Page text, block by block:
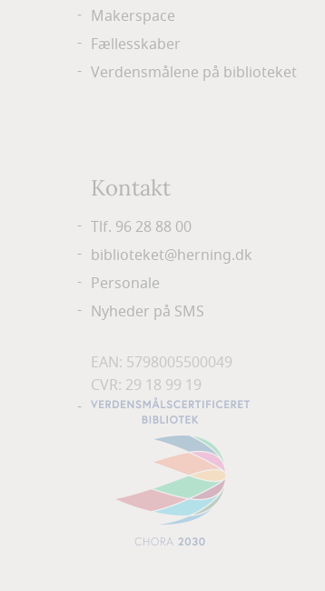
Makerspace
Fællesskaber
Verdensmålene på biblioteket
Kontakt
Tlf. 96 28 88 00
biblioteket@herning.dk
Personale
Nyheder på SMS
EAN: 5798005500049
CVR: 29 18 99 19